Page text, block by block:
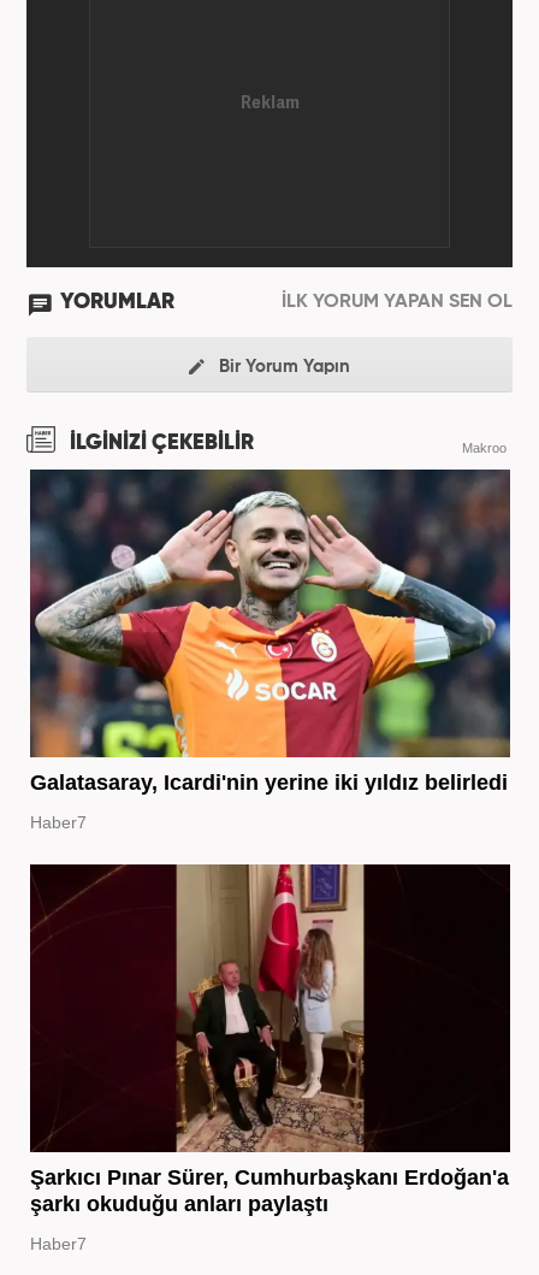
YORUMLAR İLK YORUM YAPAN SEN OL
Bir Yorum Yapın
İLGİNİZİ ÇEKEBİLİR Makroo
Galatasaray, Icardi'nin yerine iki yıldız belirledi
Haber7
Şarkıcı Pınar Sürer, Cumhurbaşkanı Erdoğan'a
şarkı okuduğu anları paylaştı
Haber7